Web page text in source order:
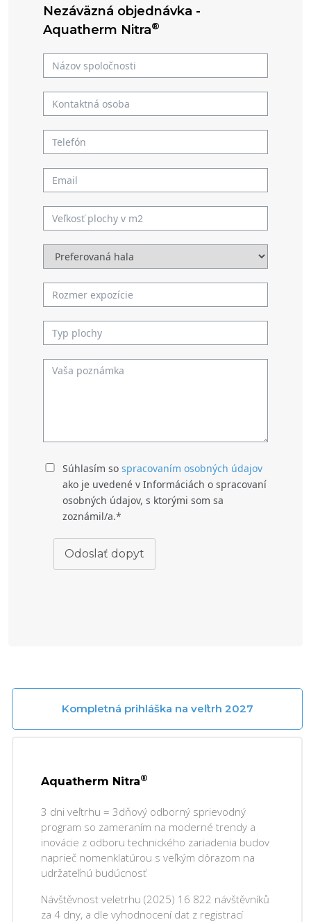
Nezáväzná objednávka -
Aquatherm Nitra®
Súhlasím so spracovaním osobných údajov
ako je uvedené v Informáciách o spracovaní
osobných údajov, s ktorými som sa
zoznámil/a.*
Odoslať dopyt
Kompletná prihláška na veľtrh 2027
Aquatherm Nitra®
3 dni veľtrhu = 3dňový odborný sprievodný
program so zameraním na moderné trendy a
inovácie z odboru technického zariadenia budov
naprieč nomenklatúrou s veľkým dôrazom na
udržateľnú budúcnosť
Návštěvnost veletrhu (2025) 16 822 návštěvníků
za 4 dny, a dle vyhodnocení dat z registrací